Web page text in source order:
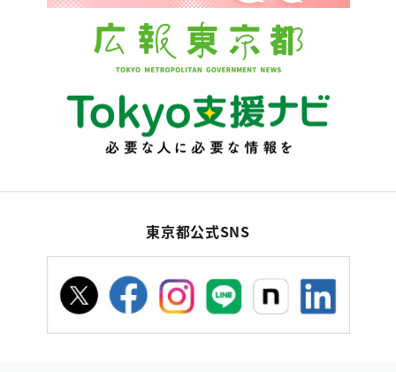
東京都公式SNS